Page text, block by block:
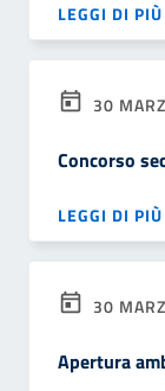
LEGGI DI PIÙ
30
Concorso
LEGGI DI PIÙ
30
Apertura